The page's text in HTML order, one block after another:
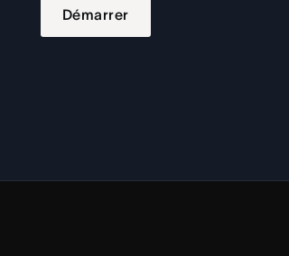
Démarrer